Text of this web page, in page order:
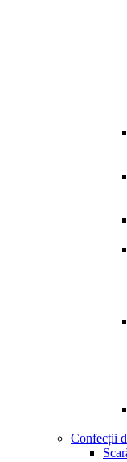
Confecții